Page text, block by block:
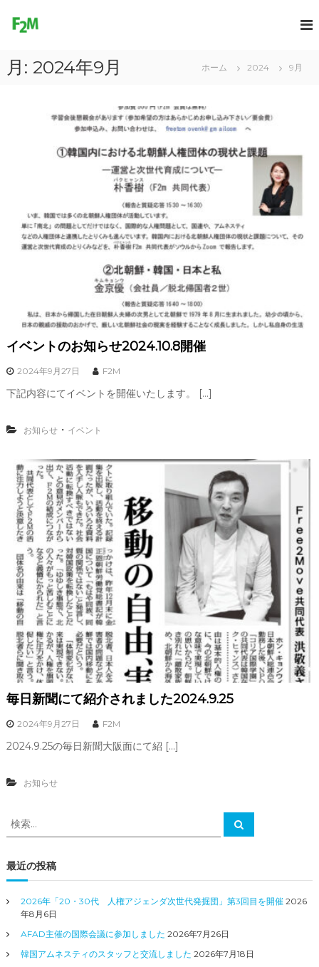
e
o
e
月: 2024年9月 ホーム 2024 9月
イベントのお知らせ2024.10.8開催
2024年9月27日 F2M
下記内容にてイベントを開催いたします。 […]
お知らせ・ イベント
毎日新聞にて紹介されました2024.9.25
2024年9月27日 F2M
2024.9.25の毎日新聞大阪面にて紹 […]
お知らせ
検
索
象
:
検
索
最近の投稿
2026年「20・30代 人権アジェンダ次世代発掘団」第3回目を開催 2026
年8月6日
AFAD主催の国際会議に参加しました 2026年7月26日
韓国アムネスティのスタッフと交流しました 2026年7月18日